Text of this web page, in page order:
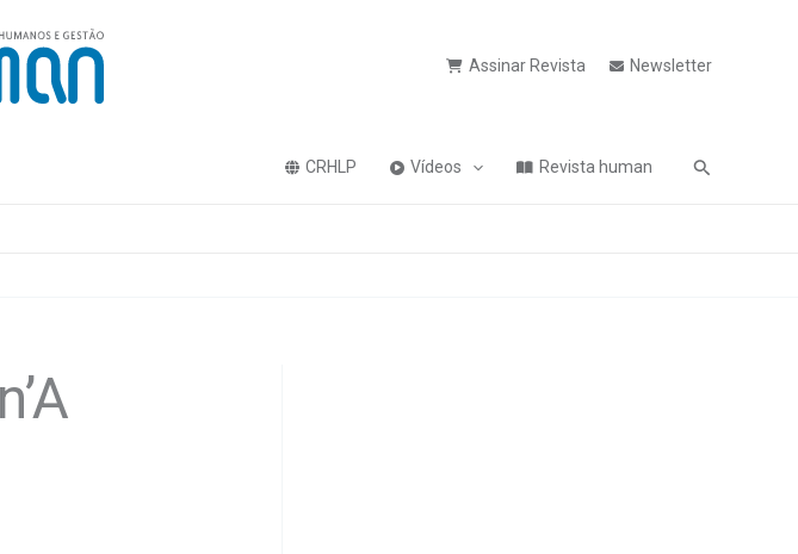
Assinar Revista Newsletter
CRHLP Vídeos Revista human Pesquisa